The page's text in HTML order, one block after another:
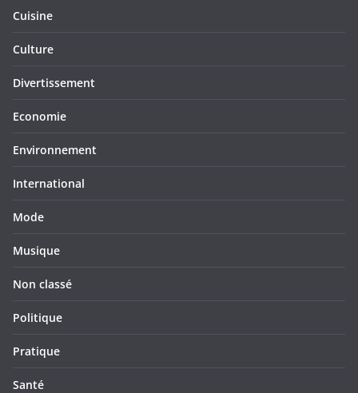
Cuisine
Culture
Divertissement
Economie
Environnement
International
Mode
Musique
Non classé
Politique
Pratique
Santé